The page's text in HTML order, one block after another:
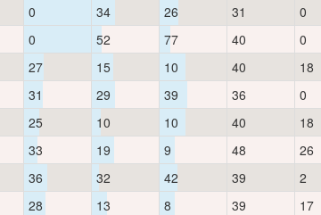
0 34 26 31 0
0 52 77 40 0
27 15 10 40 18
31 29 39 36 0
25 10 10 40 18
33 19 9 48 26
36 32 42 39 2
28 13 8 39 17